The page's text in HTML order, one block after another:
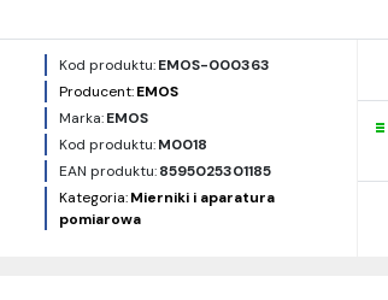
Kod produktu:EMOS-000363
Producent:EMOS
Marka:EMOS
Kod produktu:M0018
EAN produktu:8595025301185
Kategoria:Mierniki i aparatura
pomiarowa